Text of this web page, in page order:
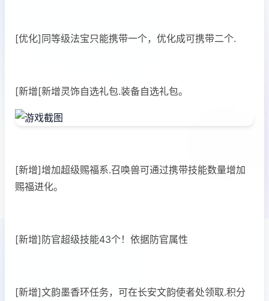
[优化]同等级法宝只能携带一个，优化成可携带二个.
[新增[新增灵饰自选礼包.装备自选礼包。
[新增]增加超级赐福系.召唤兽可通过携带技能数量增加
赐福进化。
[新增]防官超级技能43个！依据防官属性
[新增]文韵墨香环任务，可在长安文韵使者处领取.积分